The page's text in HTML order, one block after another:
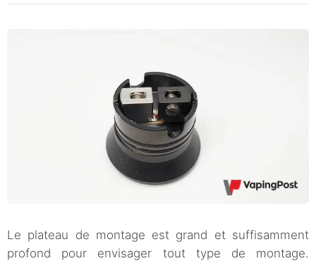
Le plateau de montage est grand et suffisamment
profond pour envisager tout type de montage.